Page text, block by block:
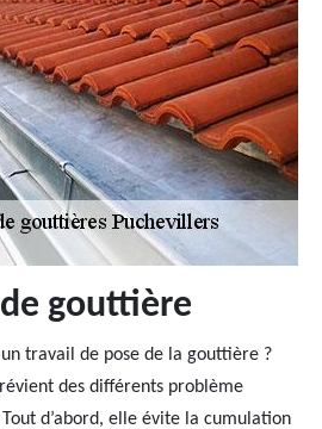
gouttière
travail de pose de la gouttière ?
des différents problème
d’abord, elle évite la cumulation